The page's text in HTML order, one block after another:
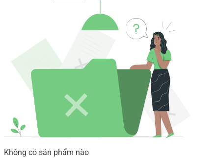
Không có sản phẩm nào